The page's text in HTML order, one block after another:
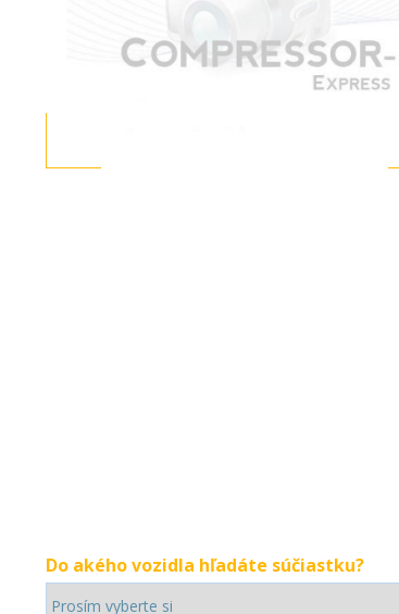
Do akého vozidla hľadáte súčiastku?